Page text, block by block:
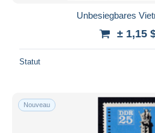
Unbesiegbares
± 1,15
Statut
Nouveau